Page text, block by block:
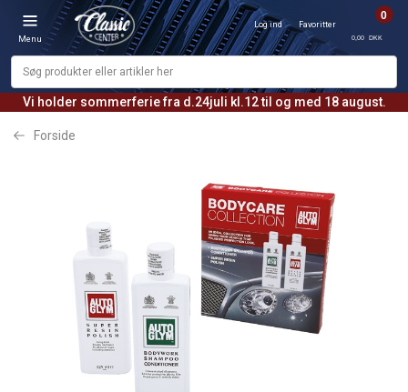
Vi holder sommerferie fra d.24juli kl.12 til og med 18 august.
Menu
Log ind Favoritter
0
0,00 DKK
Forside